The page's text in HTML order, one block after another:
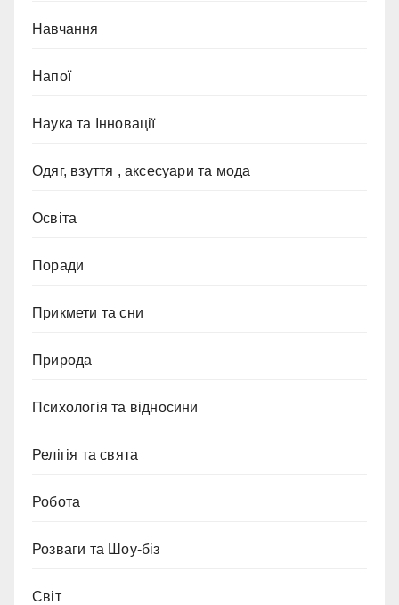
Навчання
Напої
Наука та Інновації
Одяг, взуття , аксесуари та мода
Освіта
Поради
Прикмети та сни
Природа
Психологія та відносини
Релігія та свята
Робота
Розваги та Шоу-біз
Світ